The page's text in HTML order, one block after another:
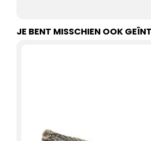
JE BENT MISSCHIEN OOK